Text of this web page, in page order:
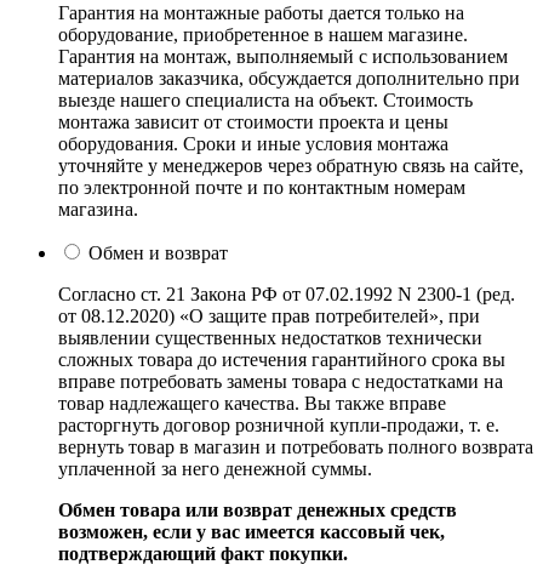
Гарантия на монтажные работы дается только на
оборудование, приобретенное в нашем магазине.
Гарантия на монтаж, выполняемый с использованием
материалов заказчика, обсуждается дополнительно при
выезде нашего специалиста на объект. Стоимость
монтажа зависит от стоимости проекта и цены
оборудования. Сроки и иные условия монтажа
уточняйте у менеджеров через обратную связь на сайте,
по электронной почте и по контактным номерам
магазина.
Обмен и возврат
Согласно ст. 21 Закона РФ от 07.02.1992 N 2300-1 (ред.
от 08.12.2020) «О защите прав потребителей», при
выявлении существенных недостатков технически
сложных товара до истечения гарантийного срока вы
вправе потребовать замены товара с недостатками на
товар надлежащего качества. Вы также вправе
расторгнуть договор розничной купли-продажи, т. е.
вернуть товар в магазин и потребовать полного возврата
уплаченной за него денежной суммы.
Обмен товара или возврат денежных средств
возможен, если у вас имеется кассовый чек,
подтверждающий факт покупки.